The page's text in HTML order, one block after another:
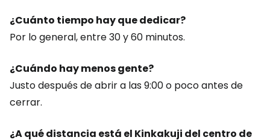
¿Cuánto tiempo hay que dedicar?
Por lo general, entre 30 y 60 minutos.
¿Cuándo hay menos gente?
Justo después de abrir a las 9:00 o poco antes de
cerrar.
¿A qué distancia está el Kinkakuji del centro de